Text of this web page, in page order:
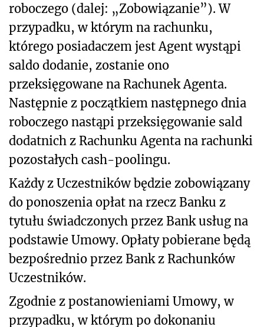
roboczego (dalej: „Zobowiązanie”). W
przypadku, w którym na rachunku,
którego posiadaczem jest Agent wystąpi
saldo dodanie, zostanie ono
przeksięgowane na Rachunek Agenta.
Następnie z początkiem następnego dnia
roboczego nastąpi przeksięgowanie sald
dodatnich z Rachunku Agenta na rachunki
pozostałych cash-poolingu.
Każdy z Uczestników będzie zobowiązany
do ponoszenia opłat na rzecz Banku z
tytułu świadczonych przez Bank usług na
podstawie Umowy. Opłaty pobierane będą
bezpośrednio przez Bank z Rachunków
Uczestników.
Zgodnie z postanowieniami Umowy, w
przypadku, w którym po dokonaniu